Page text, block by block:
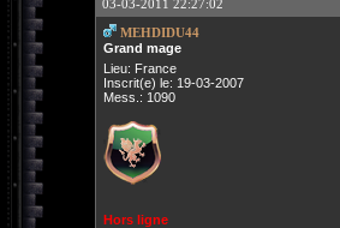
03-03-2011 22:27:02
MEHDIDU44
Grand mage
Lieu: France
Inscrit(e) le: 19-03-2007
Mess.: 1090
Hors ligne